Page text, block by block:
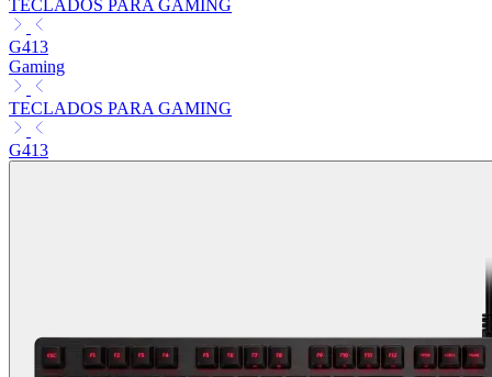
TECLADOS PARA GAMING
G413
Gaming
TECLADOS PARA GAMING
G413